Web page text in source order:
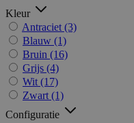
Kleur
Antraciet (3)
Blauw (1)
Bruin (16)
Grijs (4)
Wit (17)
Zwart (1)
Configuratie